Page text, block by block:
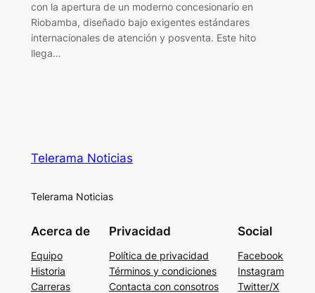
con la apertura de un moderno concesionario en
Riobamba, diseñado bajo exigentes estándares
internacionales de atención y posventa. Este hito
llega…
Telerama Noticias
Telerama Noticias
Acerca de
Equipo
Historia
Carreras
Privacidad
Política de privacidad
Términos y condiciones
Contacta con consotros
Social
Facebook
Instagram
Twitter/X